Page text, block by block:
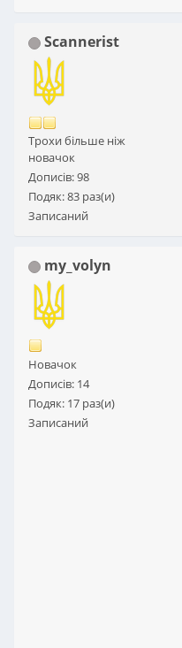
Scannerist
Трохи більше ніж
новачок
Дописів: 98
Подяк: 83 раз(и)
Записаний
my_volyn
Новачок
Дописів: 14
Подяк: 17 раз(и)
Записаний